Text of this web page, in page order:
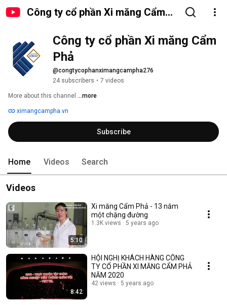
Công ty cổ phần Xi măng Cẩm
Công ty cổ phần Xi măng Cẩm
Phả
@congtycophanximangcampha276
24 subscribers • 7 videos
More about this channel ...more
ximangcampha.vn
Subscribe
Home Videos Search
Videos
5:10
Xi măng Cẩm Phả - 13 năm
một chặng đường
1.3K views 5 years ago
8:42
HỘI NGHỊ KHÁCH HÀNG CÔNG
TY CỔ PHẦN XI MĂNG CẨM PHẢ
NĂM 2020
42 views 5 years ago